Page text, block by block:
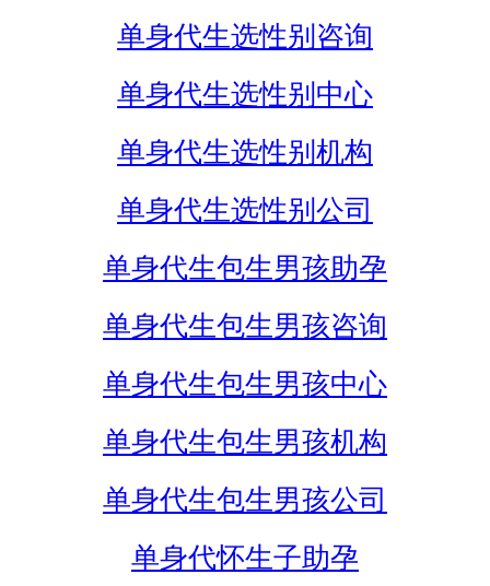
单身代生选性别咨询
单身代生选性别中心
单身代生选性别机构
单身代生选性别公司
单身代生包生男孩助孕
单身代生包生男孩咨询
单身代生包生男孩中心
单身代生包生男孩机构
单身代生包生男孩公司
单身代怀生子助孕